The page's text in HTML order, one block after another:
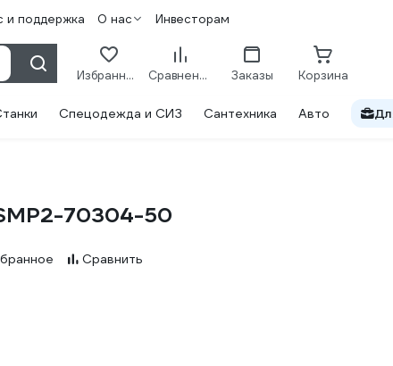
и поддержка О нас Инвесторам
Избранное Сравнение Заказы Корзина
Спецодежда и СИЗ Сантехника Авто
70304-50
Сравнить